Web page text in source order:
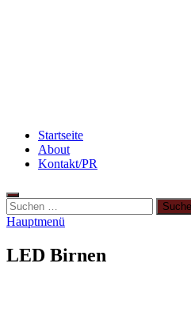
Startseite
About
Kontakt/PR
Suchen
nach:
Hauptmenü
LED Birnen